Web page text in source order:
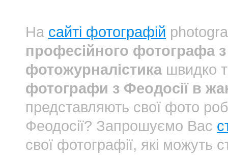
На сайті фотографій
професійного фотографа з
фотожурналістикашвидко
фотографи з Феодосії в
представляють свої фото
Феодосії? Запрошуємо Вас
свої фотографії, які